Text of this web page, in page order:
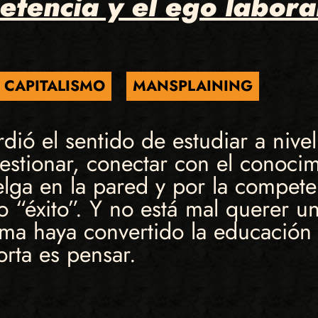
CAPITALISMO MANSPLAINING
el sentido de estudiar a
conectar con el
en la pared y por la
“éxito”. Y no está mal querer
haya convertido la
es pensar.